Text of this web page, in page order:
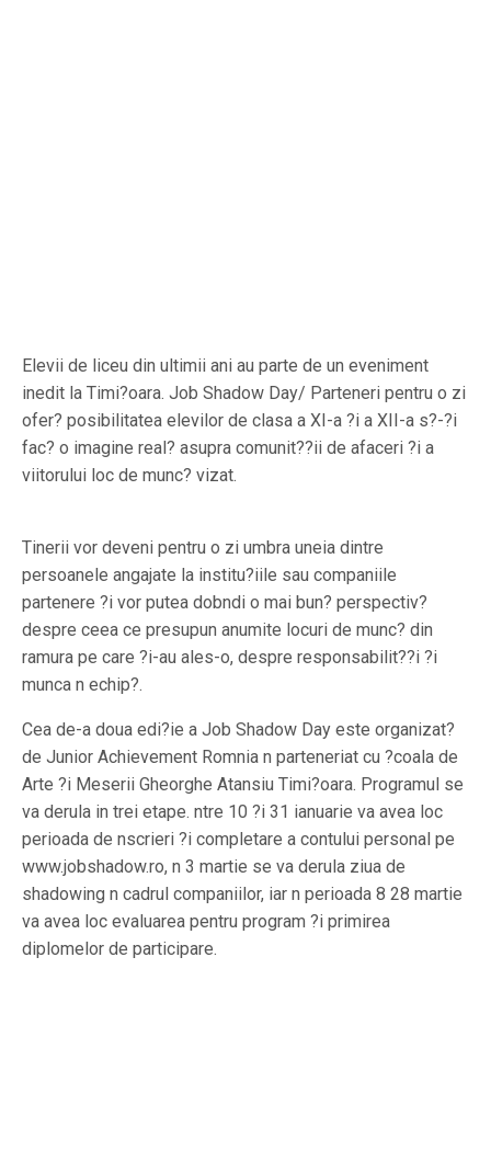
Elevii de liceu din ultimii ani au parte de un eveniment
inedit la Timi?oara. Job Shadow Day/ Parteneri pentru o zi
ofer? posibilitatea elevilor de clasa a XI-a ?i a XII-a s?-?i
fac? o imagine real? asupra comunit??ii de afaceri ?i a
viitorului loc de munc? vizat.
Tinerii vor deveni pentru o zi umbra uneia dintre
persoanele angajate la institu?iile sau companiile
partenere ?i vor putea dobndi o mai bun? perspectiv?
despre ceea ce presupun anumite locuri de munc? din
ramura pe care ?i-au ales-o, despre responsabilit??i ?i
munca n echip?.
Cea de-a doua edi?ie a Job Shadow Day este organizat?
de Junior Achievement Romnia n parteneriat cu ?coala de
Arte ?i Meserii Gheorghe Atansiu Timi?oara. Programul se
va derula in trei etape. ntre 10 ?i 31 ianuarie va avea loc
perioada de nscrieri ?i completare a contului personal pe
www.jobshadow.ro, n 3 martie se va derula ziua de
shadowing n cadrul companiilor, iar n perioada 8 28 martie
va avea loc evaluarea pentru program ?i primirea
diplomelor de participare.